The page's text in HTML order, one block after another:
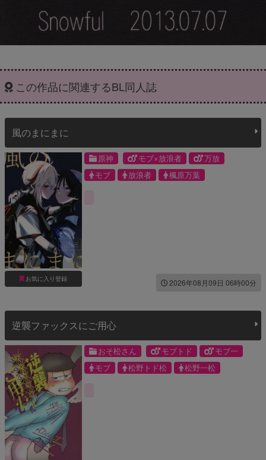
この作品に関連するBL同人誌
風のまにまに
お気に入り登録
原神 モブ×放浪者
万放
モブ
放浪者 楓原万葉
2026年08月09日 06時00分
逆襲ファックスにご用心
おそ松さん モブトド
モブ一
モブ
松野トド松 松野一松